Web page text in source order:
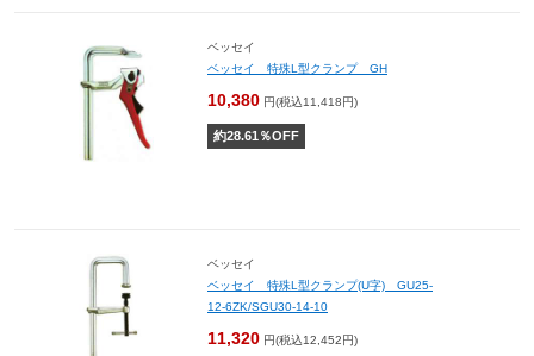
ベッセイ
ベッセイ 特殊L型クランプ GH
10,380 円(税込11,418円)
約28.61 ％OFF
ベッセイ
ベッセイ 特殊L型クランプ(U字) GU25-
12-6ZK/SGU30-14-10
11,320 円(税込12,452円)